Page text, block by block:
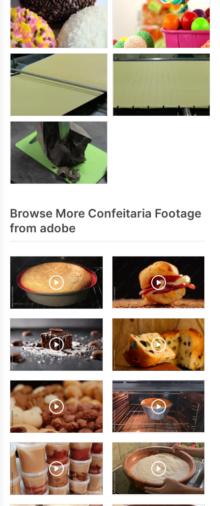
Browse More Confeitaria Footage
from adobe